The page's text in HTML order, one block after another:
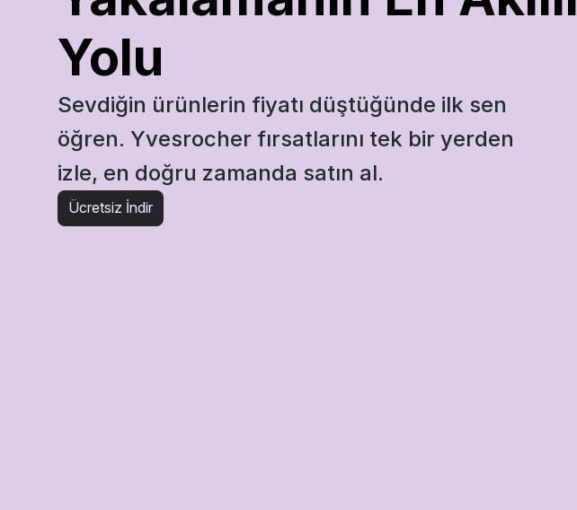
Yolu
Sevdiğin ürünlerin fiyatı düştüğünde ilk sen
öğren. Yvesrocher fırsatlarını tek bir yerden
izle, en doğru zamanda satın al.
Ücretsiz İndir